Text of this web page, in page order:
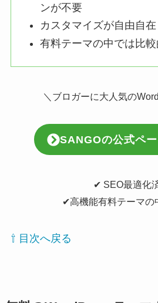
ンが不要
カスタマイズが自由自在
有料テーマの中では比
＼ブロガーに大人気の
SANGOの公式ペ
✔︎ SEO最適化
✔︎高機能有料テーマの
⇧ 目次へ戻る